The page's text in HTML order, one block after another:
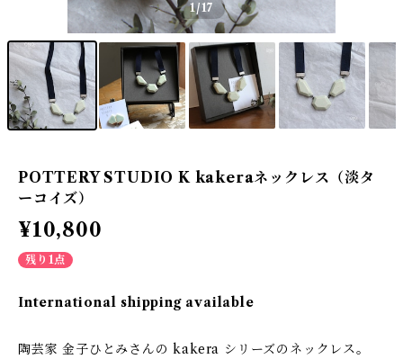
1/17
POTTERY STUDIO K kakeraネックレス（淡タ
ーコイズ）
¥10,800
残り1点
International shipping available
陶芸家 金子ひとみさんの kakera シリーズのネックレス。